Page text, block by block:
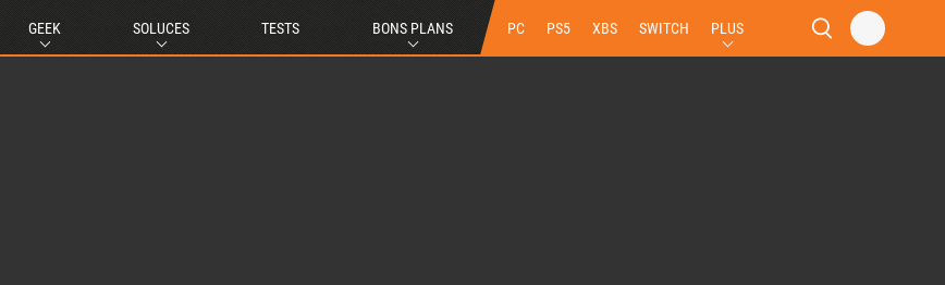
GEEK SOLUCES TESTS BONS PLANS PC PS5 XBS SWITCH PLUS